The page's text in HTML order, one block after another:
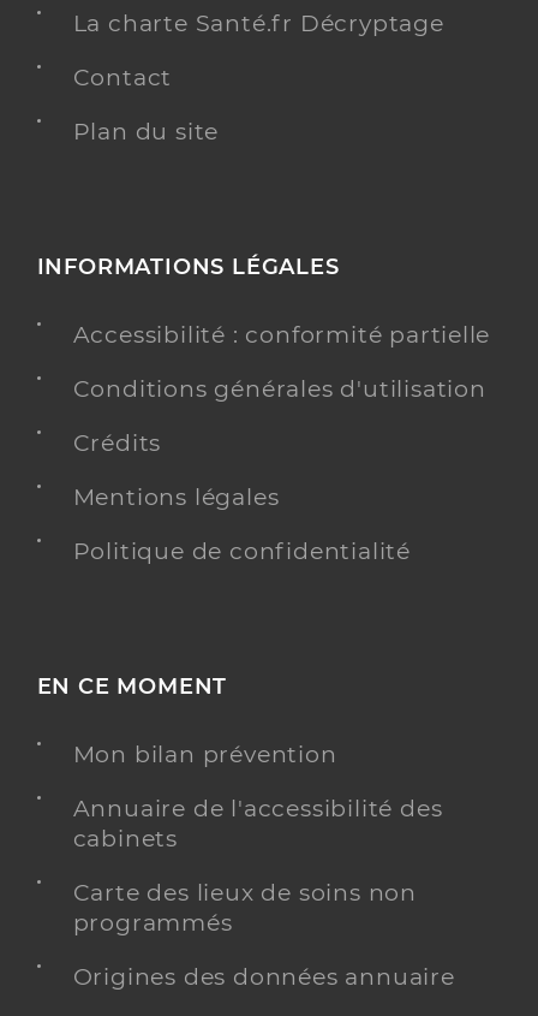
La charte Santé.fr Décryptage
Contact
Plan du site
INFORMATIONS LÉGALES
Accessibilité : conformité partielle
Conditions générales d'utilisation
Crédits
Mentions légales
Politique de confidentialité
EN CE MOMENT
Mon bilan prévention
Annuaire de l'accessibilité des
cabinets
Carte des lieux de soins non
programmés
Origines des données annuaire